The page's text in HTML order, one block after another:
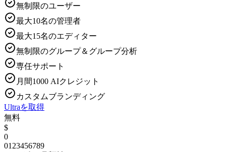
無制限のユーザー
最大10名の管理者
最大15名のエディター
無制限のグループ＆グループ分析
専任サポート
月間1000 AIクレジット
カスタムブランディング
Ultraを取得
無料
$
0
01 23456789